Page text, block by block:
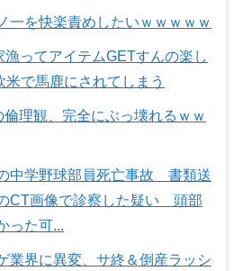
一を快楽責めしたいｗｗｗｗｗ
ってアイテムGETすんの楽し
で馬鹿にされてしまう
倫理観、完全にぶっ壊れるｗｗ
中学野球部員死亡事故 書類送
CT画像で診察した疑い 頭部
った可...
業界に異変、サ終＆倒産ラッシ